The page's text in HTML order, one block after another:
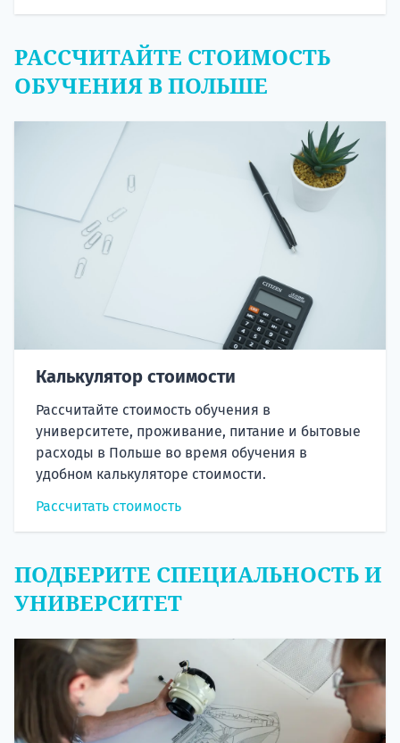
РАССЧИТАЙТЕ СТОИМОСТЬ
ОБУЧЕНИЯ В ПОЛЬШЕ
Калькулятор стоимости
Рассчитайте стоимость обучения в
университете, проживание, питание и бытовые
расходы в Польше во время обучения в
удобном калькуляторе стоимости.
Рассчитать стоимость
ПОДБЕРИТЕ СПЕЦИАЛЬНОСТЬ И
УНИВЕРСИТЕТ